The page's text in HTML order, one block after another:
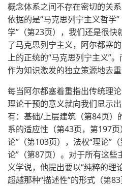
概念体系之间不存在密切的关
依据的是“马克思列宁主义哲学
学”（第23页），我们还是很
了马克思列宁主义，阿尔都塞
上的正统的“马克思列宁主义”
作为知识激发的独立策源地去重
每当阿尔都塞着重指出传统理论
理论干预的意义就向我们显示
有：基础/上层建筑（第84页）
系的适应性（第43页，第197
论”（第103页），法权“理论”
论”（第87页）。对于所有这些
义学说，他提出要以“纯粹的理
超越那种“描述性”的形式（第